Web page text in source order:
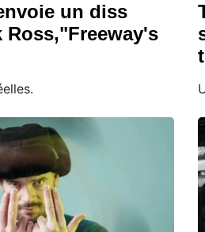
un diss
Ross,"Freeway's